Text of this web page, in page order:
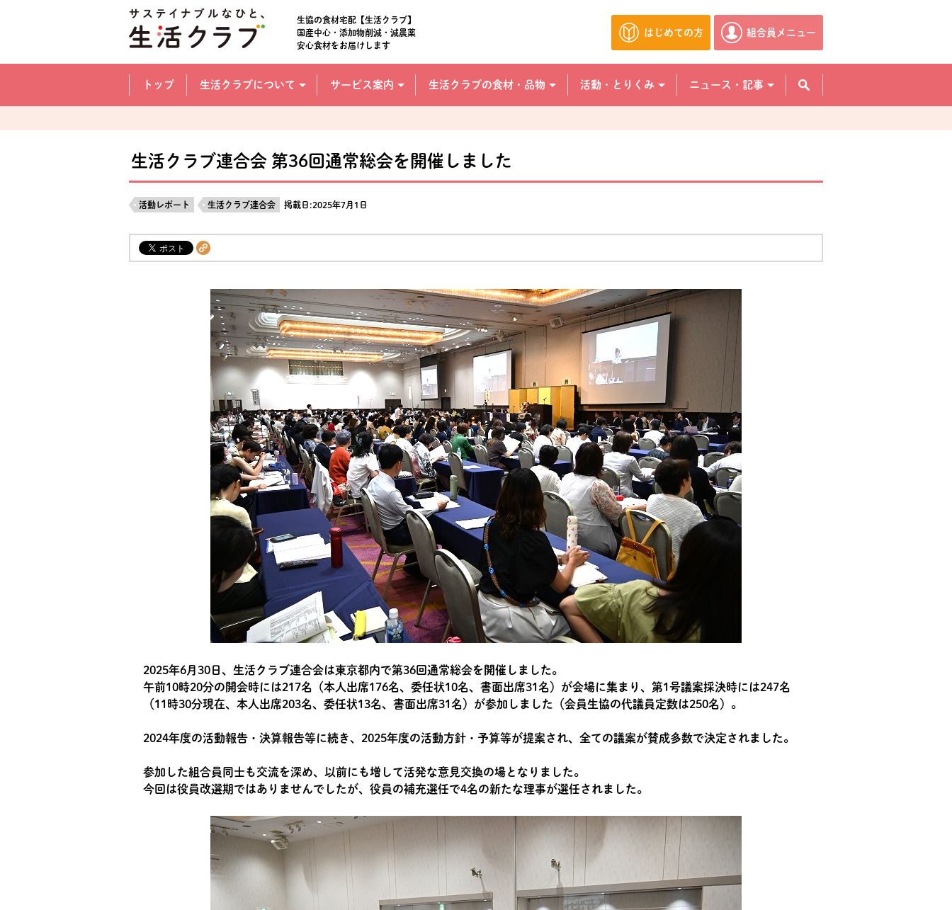
生協の食材宅配【生活クラブ】
国産中心・添加物削減・減農薬
安心食材をお届けします
はじめての方
別のウィンドウで開きます。
組合員メニュー
別のウィンドウで開きます。
ここからサイト内共通メニューです。
サイト内共通メニューをスキップする
トップ 生活クラブについて サービス案内 生活クラブの食材・品物 活動・とりくみ ニュース・記事
生活クラブ連合会 第36回通常総会を開催しました
活動レポート 生活クラブ連合会 掲載日:2025年7月1日
2025年6月30日、生活クラブ連合会は東京都内で第36回通常総会を開催しました。
午前10時20分の開会時には217名（本人出席176名、委任状10名、書面出席31名）が会場に集まり、第1号議案採決時には247名
（11時30分現在、本人出席203名、委任状13名、書面出席31名）が参加しました（会員生協の代議員定数は250名）。
2024年度の活動報告・決算報告等に続き、2025年度の活動方針・予算等が提案され、全ての議案が賛成多数で決定されました。
参加した組合員同士も交流を深め、以前にも増して活発な意見交換の場となりました。
今回は役員改選期ではありませんでしたが、役員の補充選任で4名の新たな理事が選任されました。